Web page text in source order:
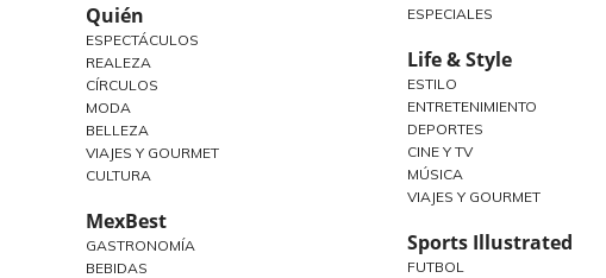
Quién
ESPECTÁCULOS
REALEZA
CÍRCULOS
MODA
BELLEZA
VIAJES Y GOURMET
CULTURA
MexBest
GASTRONOMÍA
BEBIDAS
ESPECIALES
Life & Style
ESTILO
ENTRETENIMIENTO
DEPORTES
CINE Y TV
MÚSICA
VIAJES Y GOURMET
Sports Illustrated
FUTBOL